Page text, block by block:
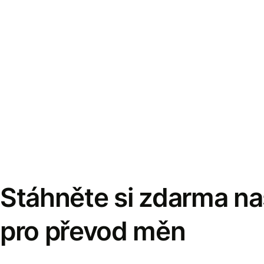
Stáhněte si zdarma
pro převod měn